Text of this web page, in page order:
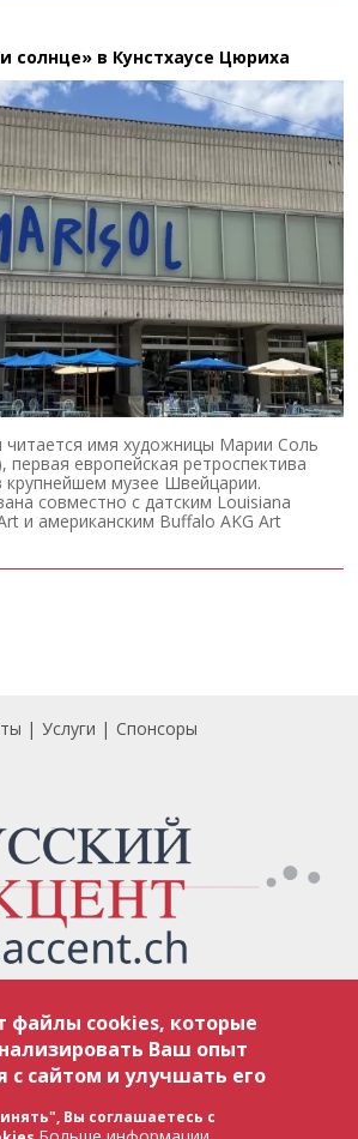
солнце» в Кунстхаусе Цюриха
читается имя художницы Марии Соль
первая европейская ретроспектива
крупнейшем музее Швейцарии.
совместно с датским Louisiana
и американским Buffalo AKG Art
Услуги Спонсоры
Швейцарии об авторском праве и
Полное или частичное использование
с разрешения редакции. В случае полного
материалов сайта rusaccent.ch,
на конкретный заимствованный
размещенные редакцией rusaccent.ch, являются
Полное или частичное
файлы cookies, которые
Ваш опыт
с сайтом и улучшать его
Вы соглашаетесь с